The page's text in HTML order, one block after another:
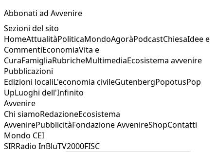
Abbonati ad Avvenire
Sezioni del sito
HomeAttualitàPoliticaMondoAgoràPodcastChiesaIdee e
CommentiEconomiaVita e
CuraFamigliaRubricheMultimediaEcosistema avvenire
Pubblicazioni
Edizioni localiL'economia civileGutenbergPopotusPop
UpLuoghi dell'Infinito
Avvenire
Chi siamoRedazioneEcosistema
AvvenirePubblicitàFondazione AvvenireShopContatti
Mondo CEI
SIRRadio InBluTV2000FISC